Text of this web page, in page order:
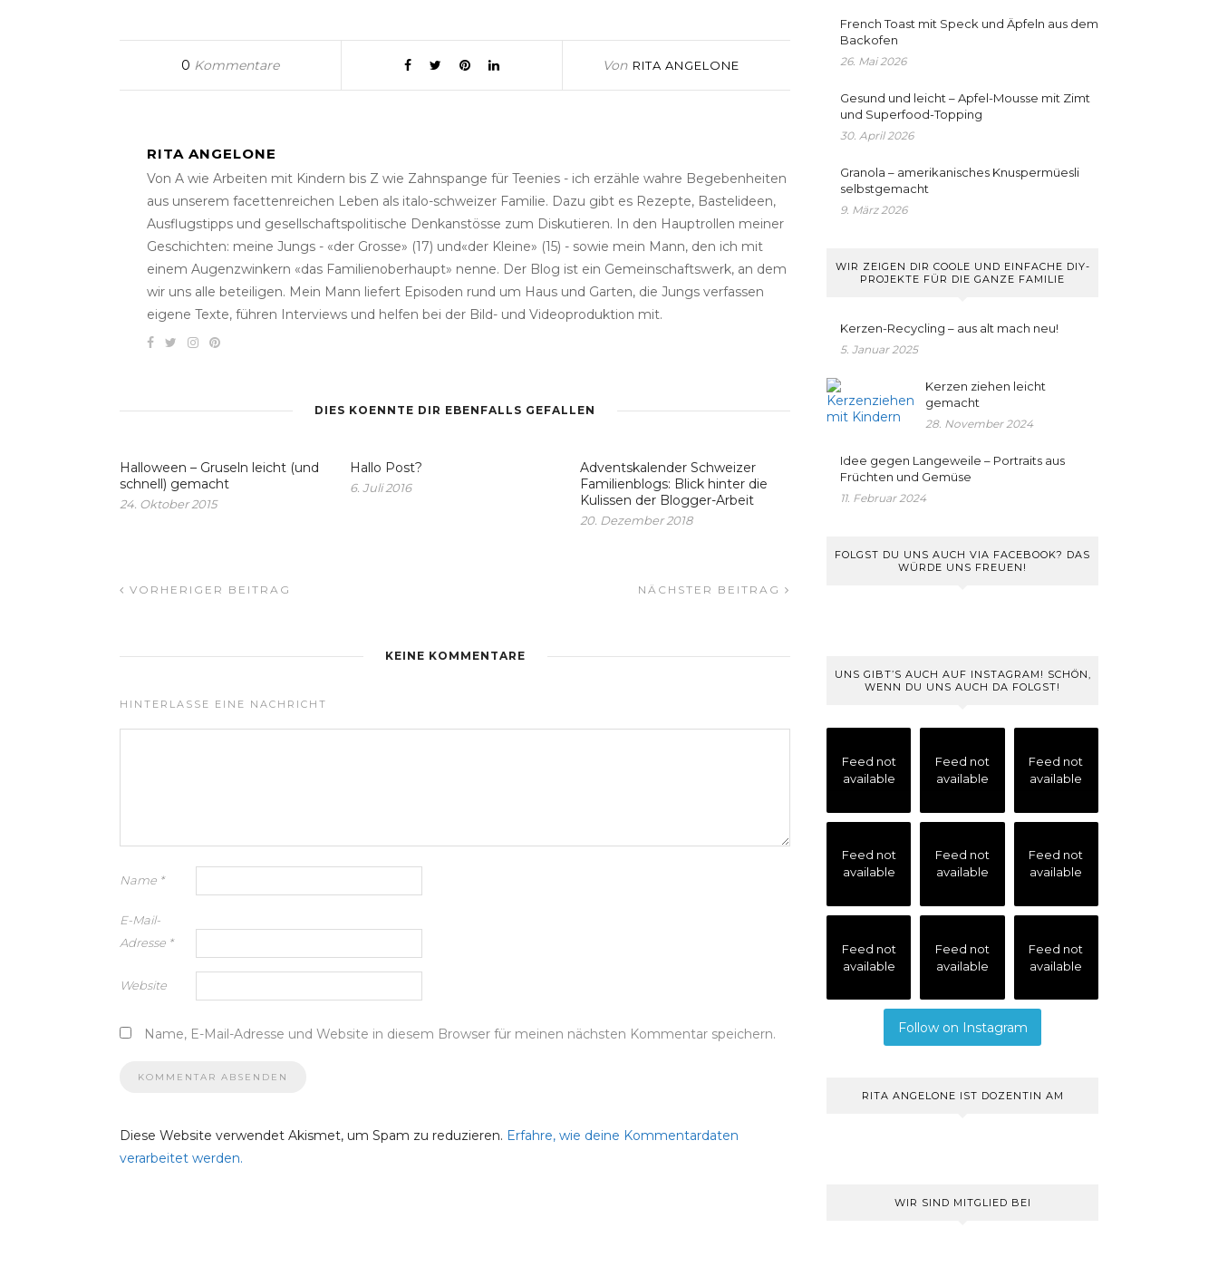
0 Kommentare Von RITA ANGELONE
RITA ANGELONE
Von A wie Arbeiten mit Kindern bis Z wie Zahnspange für Teenies - ich erzähle wahre Begebenheiten
aus unserem facettenreichen Leben als italo-schweizer Familie. Dazu gibt es Rezepte, Bastelideen,
Ausflugstipps und gesellschaftspolitische Denkanstösse zum Diskutieren. In den Hauptrollen meiner
Geschichten: meine Jungs - «der Grosse» (17) und«der Kleine» (15) - sowie mein Mann, den ich mit
einem Augenzwinkern «das Familienoberhaupt» nenne. Der Blog ist ein Gemeinschaftswerk, an dem
wir uns alle beteiligen. Mein Mann liefert Episoden rund um Haus und Garten, die Jungs verfassen
eigene Texte, führen Interviews und helfen bei der Bild- und Videoproduktion mit.
DIES KOENNTE DIR EBENFALLS GEFALLEN
Halloween – Gruseln leicht (und
schnell) gemacht
24. Oktober 2015
Hallo Post?
6. Juli 2016
Adventskalender Schweizer
Familienblogs: Blick hinter die
Kulissen der Blogger-Arbeit
20. Dezember 2018
VORHERIGER BEITRAG NÄCHSTER BEITRAG
KEINE KOMMENTARE
HINTERLASSE EINE NACHRICHT
Name *
E-Mail-
Adresse *
Website
Name, E-Mail-Adresse und Website in diesem Browser für meinen nächsten Kommentar speichern.
Diese Website verwendet Akismet, um Spam zu reduzieren. Erfahre, wie deine Kommentardaten
verarbeitet werden.
French Toast mit Speck und Äpfeln aus dem
Backofen
26. Mai 2026
Gesund und leicht – Apfel-Mousse mit Zimt
und Superfood-Topping
30. April 2026
Granola – amerikanisches Knuspermüesli
selbstgemacht
9. März 2026
WIR ZEIGEN DIR COOLE UND EINFACHE DIY-
PROJEKTE FÜR DIE GANZE FAMILIE
Kerzen-Recycling – aus alt mach neu!
5. Januar 2025
Kerzen ziehen leicht
gemacht
28. November 2024
Idee gegen Langeweile – Portraits aus
Früchten und Gemüse
11. Februar 2024
FOLGST DU UNS AUCH VIA FACEBOOK? DAS
WÜRDE UNS FREUEN!
UNS GIBT’S AUCH AUF INSTAGRAM! SCHÖN,
WENN DU UNS AUCH DA FOLGST!
Feed not
available
Feed not
available
Feed not
available
Feed not
available
Feed not
available
Feed not
available
Feed not
available
Feed not
available
Feed not
available
Follow on Instagram
RITA ANGELONE IST DOZENTIN AM
WIR SIND MITGLIED BEI